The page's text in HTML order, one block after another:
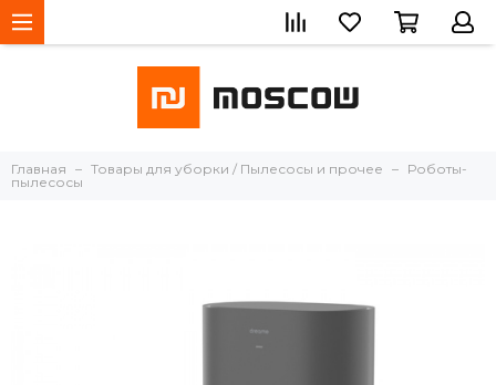
Главная Товары для уборки / Пылесосы и прочее
Роботы-
пылесосы